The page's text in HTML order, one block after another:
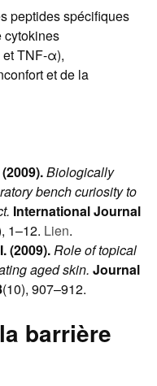
peptides spécifiques
cytokines
et TNF-α),
et de la
Biologically
bench curiosity to
International Journal
1–12. Lien.
(2009).Role of topical
aged skin. Journal
(10), 907–912.
barrière